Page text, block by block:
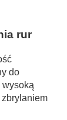
rur
do
wysoką
zbrylaniem